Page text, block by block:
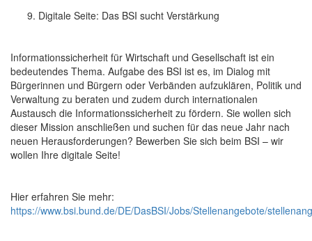
Digitale Seite: Das BSI sucht Verstärkung
Informationssicherheit für Wirtschaft und Gesellschaft ist ein
bedeutendes Thema. Aufgabe des BSI ist es, im Dialog mit
Bürgerinnen und Bürgern oder Verbänden aufzuklären, Politik und
Verwaltung zu beraten und zudem durch internationalen
Austausch die Informationssicherheit zu fördern. Sie wollen sich
dieser Mission anschließen und suchen für das neue Jahr nach
neuen Herausforderungen? Bewerben Sie sich beim BSI – wir
wollen Ihre digitale Seite!
Hier erfahren Sie mehr:
https://www.bsi.bund.de/DE/DasBSI/Jobs/Stellenangebote/